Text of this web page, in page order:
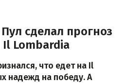
сделал прогноз
Il Lombardia
что едет на Il
надежд на победу. А